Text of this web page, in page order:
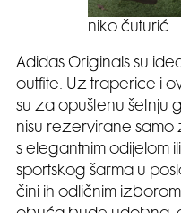
niko čuturić
Adidas Originals su
outfite. Uz traperice i
su za opuštenu šetnju
nisu rezervirane
s elegantnim odijelom
sportskog šarma u
čini ih odličnim